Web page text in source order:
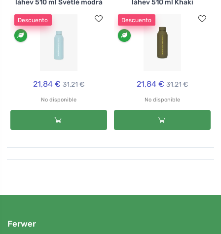
láhev 510 ml Světlé modrá
Descuento
21,84 € 31,21 €
No disponible
láhev 510 ml Khaki
Descuento
21,84 € 31,21 €
No disponible
Ferwer